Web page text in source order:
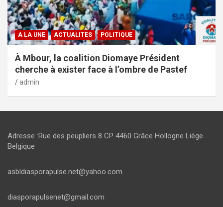
A LA UNE ACTUALITES POLITIQUE
À Mbour, la coalition Diomaye Président
cherche à exister face à l’ombre de Pastef
admin
Adresse :Rue des peupliers 8 CP 4460 Grâce Hollogne Liège
Belgique
asbldiasporapulse.net@yahoo.com
diasporapulsenet@gmail.com